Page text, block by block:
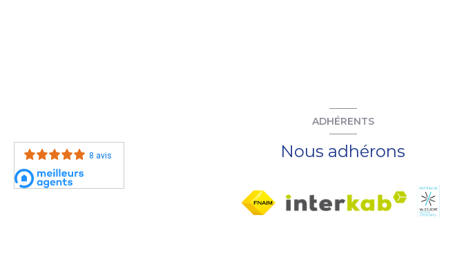
8 avis
ADHÉRENTS
Nous adhérons